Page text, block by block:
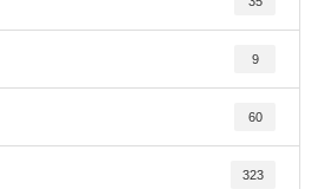
9
60
323